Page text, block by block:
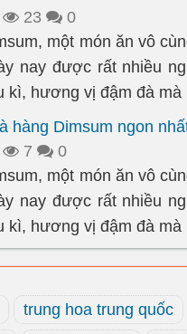
23
0
một món ăn vô
nay được rất nhiều
kì, hương vị đậm đà mà
hàng Dimsum ngon
7
0
một món ăn vô
nay được rất nhiều
kì, hương vị đậm đà mà
trung hoa trung quốc